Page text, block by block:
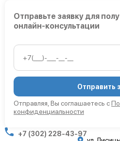
+7 (302) 228-43-97
Отправьте заявку для
онлайн-консультации
Отправить
Отправляя, Вы соглашаетесь с
конфиденциальности